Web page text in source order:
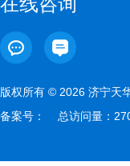
版权所有 © 2026 济宁天
备案号：
总访问量：